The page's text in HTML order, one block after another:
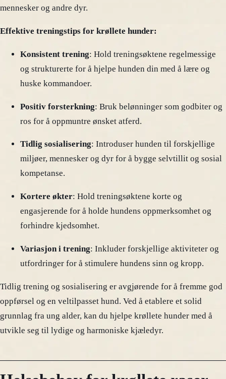
mennesker og andre dyr.
Effektive treningstips for krøllete hunder:
Konsistent trening: Hold treningsøktene regelmessige
og strukturerte for å hjelpe hunden din med å lære og
huske kommandoer.
Positiv forsterkning: Bruk belønninger som godbiter og
ros for å oppmuntre ønsket atferd.
Tidlig sosialisering: Introduser hunden til forskjellige
miljøer, mennesker og dyr for å bygge selvtillit og sosial
kompetanse.
Kortere økter: Hold treningsøktene korte og
engasjerende for å holde hundens oppmerksomhet og
forhindre kjedsomhet.
Variasjon i trening: Inkluder forskjellige aktiviteter og
utfordringer for å stimulere hundens sinn og kropp.
Tidlig trening og sosialisering er avgjørende for å fremme god
oppførsel og en veltilpasset hund. Ved å etablere et solid
grunnlag fra ung alder, kan du hjelpe krøllete hunder med å
utvikle seg til lydige og harmoniske kjæledyr.